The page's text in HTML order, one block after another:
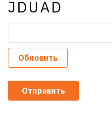
JDUAD
Обновить
Отправить